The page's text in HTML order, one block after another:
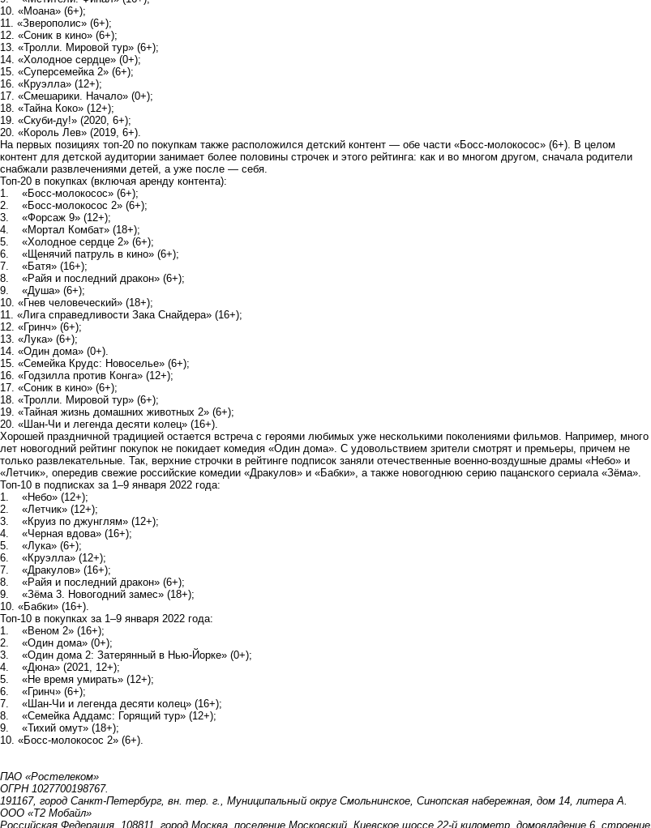
10. «Моана» (6+);
11. «Зверополис» (6+);
12. «Соник в кино» (6+);
13. «Тролли. Мировой тур» (6+);
14. «Холодное сердце» (0+);
15. «Суперсемейка 2» (6+);
16. «Круэлла» (12+);
17. «Смешарики. Начало» (0+);
18. «Тайна Коко» (12+);
19. «Скуби-ду!» (2020, 6+);
20. «Король Лев» (2019, 6+).
На первых позициях топ-20 по покупкам также расположился детский контент — обе части «Босс-молокосос» (6+). В целом
контент для детской аудитории занимает более половины строчек и этого рейтинга: как и во многом другом, сначала родители
снабжали развлечениями детей, а уже после — себя.
Топ-20 в покупках (включая аренду контента):
1. «Босс-молокосос» (6+);
2. «Босс-молокосос 2» (6+);
3. «Форсаж 9» (12+);
4. «Мортал Комбат» (18+);
5. «Холодное сердце 2» (6+);
6. «Щенячий патруль в кино» (6+);
7. «Батя» (16+);
8. «Райя и последний дракон» (6+);
9. «Душа» (6+);
10. «Гнев человеческий» (18+);
11. «Лига справедливости Зака Снайдера» (16+);
12. «Гринч» (6+);
13. «Лука» (6+);
14. «Один дома» (0+).
15. «Семейка Крудс: Новоселье» (6+);
16. «Годзилла против Конга» (12+);
17. «Соник в кино» (6+);
18. «Тролли. Мировой тур» (6+);
19. «Тайная жизнь домашних животных 2» (6+);
20. «Шан-Чи и легенда десяти колец» (16+).
Хорошей праздничной традицией остается встреча с героями любимых уже несколькими поколениями фильмов. Например, много
лет новогодний рейтинг покупок не покидает комедия «Один дома». С удовольствием зрители смотрят и премьеры, причем не
только развлекательные. Так, верхние строчки в рейтинге подписок заняли отечественные военно-воздушные драмы «Небо» и
«Летчик», опередив свежие российские комедии «Дракулов» и «Бабки», а также новогоднюю серию пацанского сериала «Зёма».
Топ-10 в подписках за 1–9 января 2022 года:
1. «Небо» (12+);
2. «Летчик» (12+);
3. «Круиз по джунглям» (12+);
4. «Черная вдова» (16+);
5. «Лука» (6+);
6. «Круэлла» (12+);
7. «Дракулов» (16+);
8. «Райя и последний дракон» (6+);
9. «Зёма 3. Новогодний замес» (18+);
10. «Бабки» (16+).
Топ-10 в покупках за 1–9 января 2022 года:
1. «Веном 2» (16+);
2. «Один дома» (0+);
3. «Один дома 2: Затерянный в Нью-Йорке» (0+);
4. «Дюна» (2021, 12+);
5. «Не время умирать» (12+);
6. «Гринч» (6+);
7. «Шан-Чи и легенда десяти колец» (16+);
8. «Семейка Аддамс: Горящий тур» (12+);
9. «Тихий омут» (18+);
10. «Босс-молокосос 2» (6+).
ПАО «Ростелеком»
ОГРН 1027700198767.
191167, город Санкт-Петербург, вн. тер. г., Муниципальный округ Смольнинское, Синопская набережная, дом 14, литера А.
ООО «Т2 Мобайл»
Российская Федерация, 108811, город Москва, поселение Московский, Киевское шоссе 22-й километр, домовладение 6, строение